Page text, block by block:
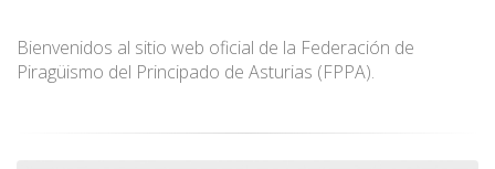
Bienvenidos al sitio web oficial de la Federación de
Piragüismo del Principado de Asturias (FPPA).